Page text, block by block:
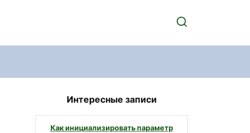
Интересные записи
Как инициализировать параметр